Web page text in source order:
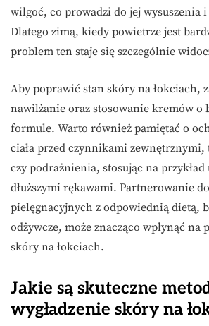
wilgoć, co prowadzi do jej wysuszenia
Dlatego zimą, kiedy powietrze jest
problem ten staje się szczególnie
Aby poprawić stan skóry na łokciach,
nawilżanie oraz stosowanie kremów o
formule. Warto również pamiętać o
ciała przed czynnikami
czy podrażnienia, stosując na przykład
dłuższymi rękawami. Partnerowanie
pielęgnacyjnych z odpowiednią dietą,
odżywcze, może znacząco wpłynąć na
skóry na łokciach.
Jakie są skuteczne
wygładzenie skóry na